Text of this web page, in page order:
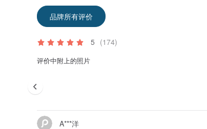
品牌所有评价
5 (174)
评价中附上的照片
A***洋